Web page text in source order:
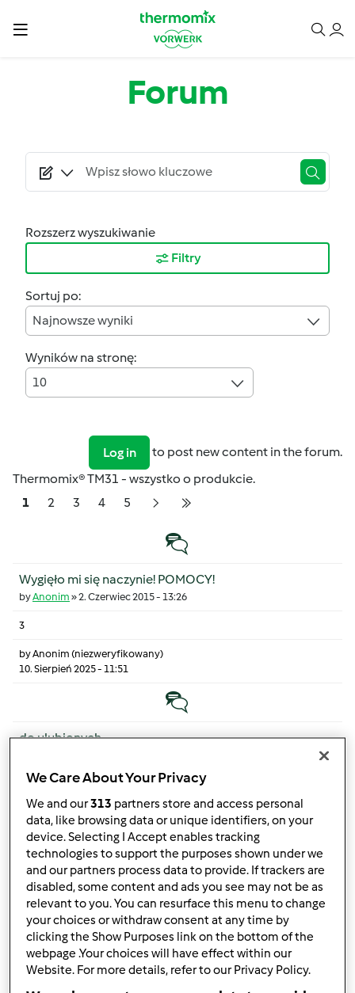
Forum
Rozszerz wyszukiwanie
Filtry
Sortuj po:
Najnowsze wyniki
Wyników na stronę:
10
Log in
to post new content in the forum.
Thermomix® TM31 - wszystko o produkcie.
Pagination
Strona
1 Strona
2 Strona
3 Strona
4 Strona
5 Następna strona
Temat zwyczajny
Wygięło mi się naczynie! POMOCY!
byAnonim »2. Czerwiec 2015 - 13:26
3
byAnonim (niezweryfikowany)
10. Sierpień 2025 - 11:51
Temat zwyczajny
do ulubionych
Anonim (niezweryfikowany)
9. Sierpień 2025 - 07:13
Temat zwyczajny
Kłopoty z przezroczystymi akcesoriami do TM31
Anonim » 24. Wrzesień 2014 - 16:33
10
byAnonim (niezweryfikowany)
We Care About Your Privacy
We and our313 partners store and access personal
data, like browsing data or unique identifiers, on your
device. Selecting I Accept enables tracking
technologies to support the purposes shown under we
and our partners process data to provide. If trackers are
disabled, some content and ads you see may not be as
relevant to you. You can resurface this menu to change
your choices or withdraw consent at any time by
clicking the Show Purposes link on the bottom of the
webpage .Your choices will have effect within our
Website. For more details, refer to our Privacy Policy.